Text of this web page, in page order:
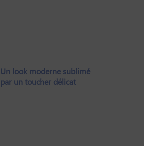
Un look moderne sublimé
par un toucher délicat